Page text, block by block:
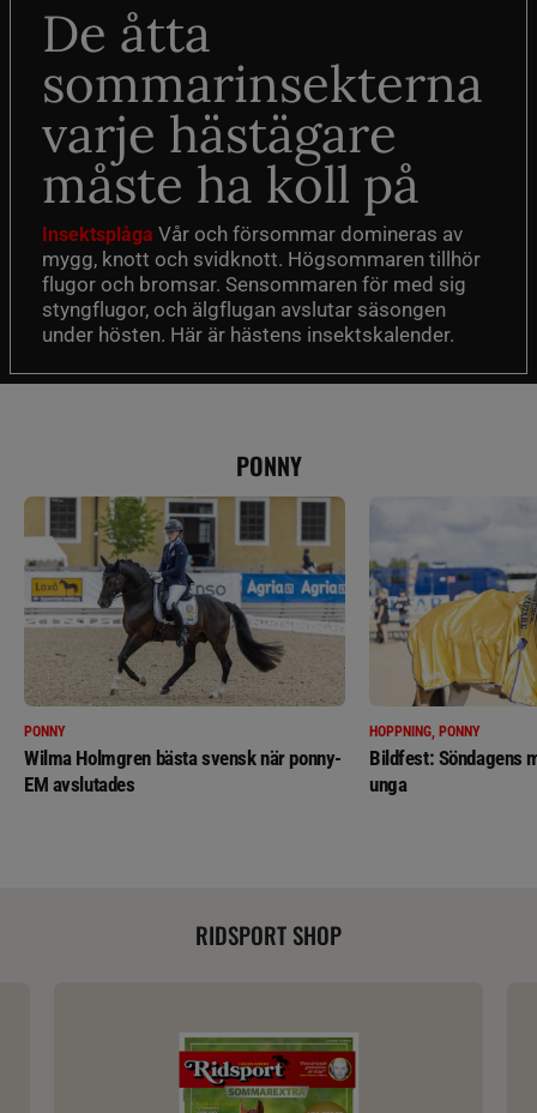
De åtta
sommarinsekterna
varje hästägare
måste ha koll på
Insektsplåga Vår och försommar domineras av
mygg, knott och svidknott. Högsommaren tillhör
flugor och bromsar. Sensommaren för med sig
styngflugor, och älgflugan avslutar säsongen
under hösten. Här är hästens insektskalender.
PONNY
PONNY
Wilma Holmgren bästa svensk när ponny-
EM avslutades
HOPPNING, PONNY
Bildfest: Söndagens
unga
RIDSPORT SHOP